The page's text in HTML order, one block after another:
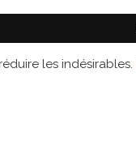
les indésirables.